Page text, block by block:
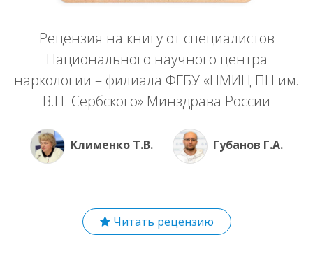
Рецензия на книгу от специалистов
Национального научного центра
наркологии – филиала ФГБУ «НМИЦ ПН им.
В.П. Сербского» Минздрава России
Клименко Т.В. Губанов Г.А.
Читать рецензию